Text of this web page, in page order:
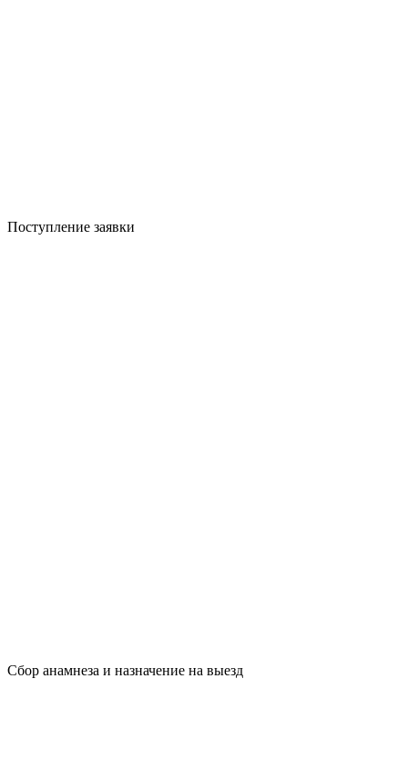
Поступление заявки
Сбор анамнеза и назначение на выезд